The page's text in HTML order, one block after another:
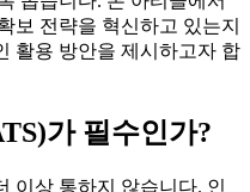
보 전략을 혁신하고 있는지
활용 방안을 제시하고자 합
가 필수인가?
이상 통하지 않습니다. 인